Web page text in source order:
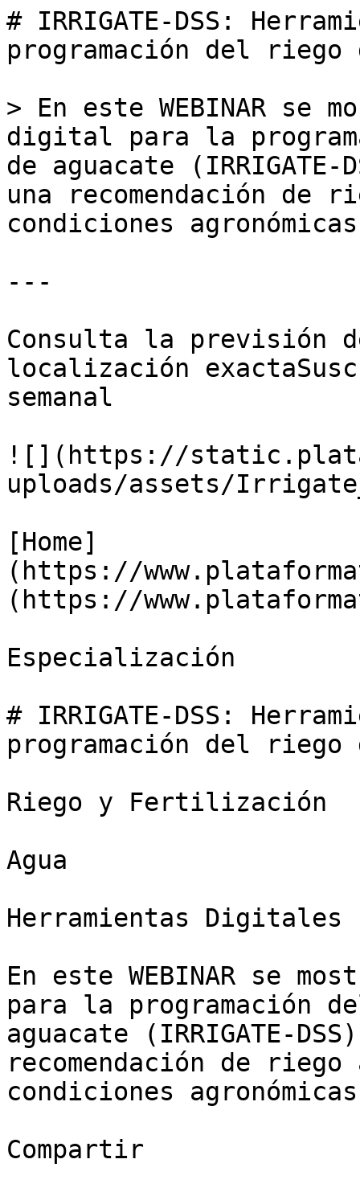
# IRRIGATE-DSS:
programación del riego
> En este WEBINAR se
digital para la
de aguacate
una recomendación de
condiciones
---
Consulta la previsión
localización
semanal
![](https://
uploads/assets/
[Home]
(https://
(https://
Especialización
# IRRIGATE-DSS:
programación del riego
Riego y Fertilización
Agua
Herramientas Digitales
En este WEBINAR se
para la programación
aguacate (IRRIGATE-
recomendación de
condiciones
Compartir